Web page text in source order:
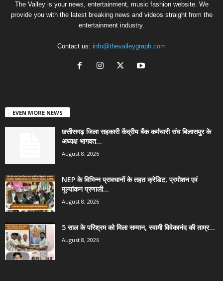
The Valley is your news, entertainment, music fashion website. We
provide you with the latest breaking news and videos straight from the
entertainment industry.
Contact us: info@thevalleygraph.com
EVEN MORE NEWS
छत्तीसगढ़ जिला सहकारी केंद्रीय बैंक कर्मचारी संघ बिलासपुर के
अध्यक्ष भागवत...
August 8, 2026
NEP के विभिन्न प्रावधानों के तहत क्रेडिट, प्रमोशन एवं
मूल्यांकन प्रणाली...
August 8, 2026
5 साल के परिश्रम को मिला सम्मान, स्वामी विवेकानंद की ताम्र...
August 8, 2026